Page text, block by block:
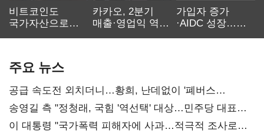
비트코인도
국가자산으로…'
카카오, 2분기
매출·영업익 역대
가입자 증가
·AIDC 성장…
주요 뉴스
공급 속도전 외치더니…황희, 난데없이 '폐버스
리모델링' 제안
송영길 측 "정청래, 국힘 '역선택' 대상…민주당 대표로
총선 지휘 못해"
이 대통령 "국가폭력 피해자에 사과…적극적 조사로